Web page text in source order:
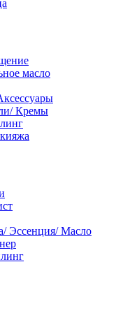
масло
Кремы
Эссенция/ Масло